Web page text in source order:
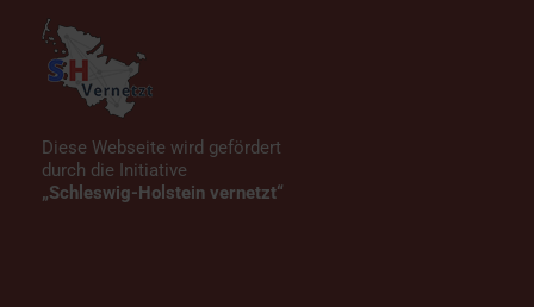
Diese Webseite wird gefördert
durch die Initiative
„Schleswig-Holstein vernetzt“